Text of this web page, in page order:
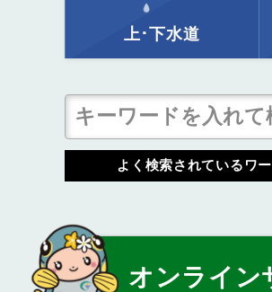
上･下水道
よく検索されているワ
オンライン